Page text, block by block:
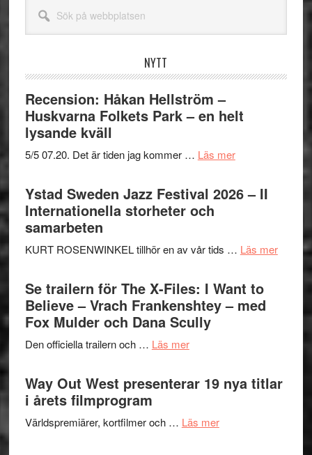
webbplatsen
NYTT
Recension: Håkan Hellström –
Huskvarna Folkets Park – en helt
lysande kväll
5/5 07.20. Det är tiden jag kommer … Läs merom
Håkan
Hellström
Folkets
–
en
Ystad Sweden Jazz Festival 2026 – II
Internationella storheter och
samarbeten
KURT ROSENWINKEL tillhör en av vår tids … Läs merom
Festival
Se trailern för The X-Files: I Want to
Believe – Vrach Frankenshtey – med
Fox Mulder och Dana Scully
Den officiella trailern och … Läs merom
trailern
för
X-
Way Out West presenterar 19 nya titlar
i årets filmprogram
Världspremiärer, kortfilmer och … Läs merom